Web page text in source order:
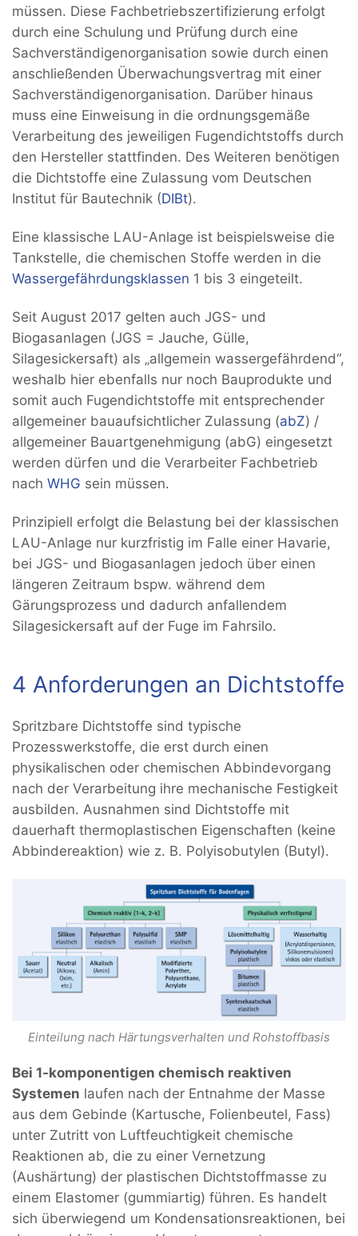
müssen. Diese Fachbetriebszertifizierung erfolgt
durch eine Schulung und Prüfung durch eine
Sachverständigenorganisation sowie durch einen
anschließenden Überwachungsvertrag mit einer
Sachverständigenorganisation. Darüber hinaus
muss eine Einweisung in die ordnungsgemäße
Verarbeitung des jeweiligen Fugendichtstoffs durch
den Hersteller stattfinden. Des Weiteren benötigen
die Dichtstoffe eine Zulassung vom Deutschen
Institut für Bautechnik (DIBt).
Eine klassische LAU-Anlage ist beispielsweise die
Tankstelle, die chemischen Stoffe werden in die
Wassergefährdungsklassen 1 bis 3 eingeteilt.
Seit August 2017 gelten auch JGS- und
Biogasanlagen (JGS = Jauche, Gülle,
Silagesickersaft) als „allgemein wassergefährdend“,
weshalb hier ebenfalls nur noch Bauprodukte und
somit auch Fugendichtstoffe mit entsprechender
allgemeiner bauaufsichtlicher Zulassung (abZ) /
allgemeiner Bauartgenehmigung (abG) eingesetzt
werden dürfen und die Verarbeiter Fachbetrieb
nach WHG sein müssen.
Prinzipiell erfolgt die Belastung bei der klassischen
LAU-Anlage nur kurzfristig im Falle einer Havarie,
bei JGS- und Biogasanlagen jedoch über einen
längeren Zeitraum bspw. während dem
Gärungsprozess und dadurch anfallendem
Silagesickersaft auf der Fuge im Fahrsilo.
4 Anforderungen an Dichtstoffe
Spritzbare Dichtstoffe sind typische
Prozesswerkstoffe, die erst durch einen
physikalischen oder chemischen Abbindevorgang
nach der Verarbeitung ihre mechanische Festigkeit
ausbilden. Ausnahmen sind Dichtstoffe mit
dauerhaft thermoplastischen Eigenschaften (keine
Abbindereaktion) wie z. B. Polyisobutylen (Butyl).
Einteilung nach Härtungsverhalten und Rohstoffbasis
Bei 1-komponentigen chemisch reaktiven
Systemen laufen nach der Entnahme der Masse
aus dem Gebinde (Kartusche, Folienbeutel, Fass)
unter Zutritt von Luftfeuchtigkeit chemische
Reaktionen ab, die zu einer Vernetzung
(Aushärtung) der plastischen Dichtstoffmasse zu
einem Elastomer (gummiartig) führen. Es handelt
sich überwiegend um Kondensationsreaktionen, bei